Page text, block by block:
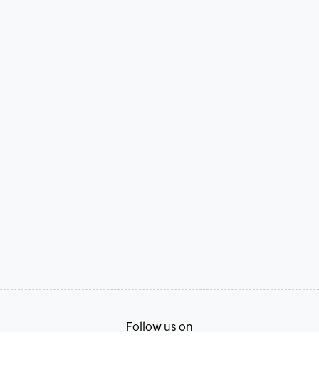
Follow us on